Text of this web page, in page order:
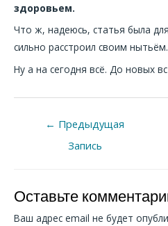
здоровьем.
Что ж, надеюсь, статья была
сильно расстроил своим нытьём.
Ну а на сегодня всё. До новых
← Предыдущая
Запись
Оставьте
Ваш адрес email не будет